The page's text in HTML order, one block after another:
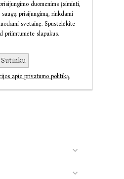
duomenims įsiminti,
prisijungimą, rinkdami
svetainę. Spustelėkite
priimtumėte slapukus.
Sutinku
apie privatumo politiką.